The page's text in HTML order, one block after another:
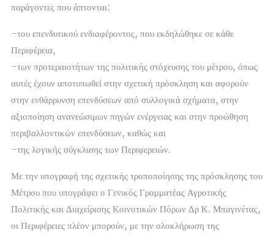
παράγοντες που άπτονται:
-του επενδυτικού ενδιαφέροντος, που εκδηλώθηκε σε κάθε
Περιφέρεια,
-των προτεραιοτήτων της πολιτικής στόχευσης του μέτρου, όπως
αυτές έχουν αποτυπωθεί στην σχετική πρόσκληση και αφορούν
στην ενθάρρυνση επενδύσεων από συλλογικά σχήματα, στην
αξιοποίηση ανανεώσιμων πηγών ενέργειας και στην προώθηση
περιβαλλοντικών επενδύσεων, καθώς και
-της λογικής σύγκλισης των Περιφερειών.
Με την υπογραφή της σχετικής τροποποίησης της πρόσκλησης του
Μέτρου που υπογράφει ο Γενικός Γραμματέας Αγροτικής
Πολιτικής και Διαχείρισης Κοινοτικών Πόρων Δρ Κ. Μπαγινέτας,
οι Περιφέρειες πλέον μπορούν, με την ολοκλήρωση της